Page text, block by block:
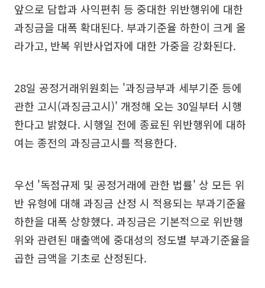
앞으로 담합과 사익편취 등 중대한 위반행위에 대한
과징금을 대폭 확대된다. 부과기준율 하한이 크게 올
라가고, 반복 위반사업자에 대한 가중을 강화된다.
28일 공정거래위원회는 '과징금부과 세부기준 등에
관한 고시(과징금고시)' 개정해 오는 30일부터 시행
한다고 밝혔다. 시행일 전에 종료된 위반행위에 대하
여는 종전의 과징금고시를 적용한다.
우선 '독점규제 및 공정거래에 관한 법률' 상 모든 위
반 유형에 대해 과징금 산정 시 적용되는 부과기준율
하한을 대폭 상향했다. 과징금은 기본적으로 위반행
위와 관련된 매출액에 중대성의 정도별 부과기준율을
곱한 금액을 기초로 산정된다.